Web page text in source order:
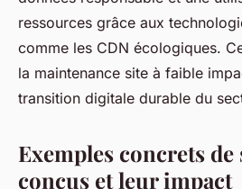
ressources grâce aux
comme les CDN écologiques.
la maintenance site à faible
transition digitale durable du
Exemples concrets
conçus et leur impact